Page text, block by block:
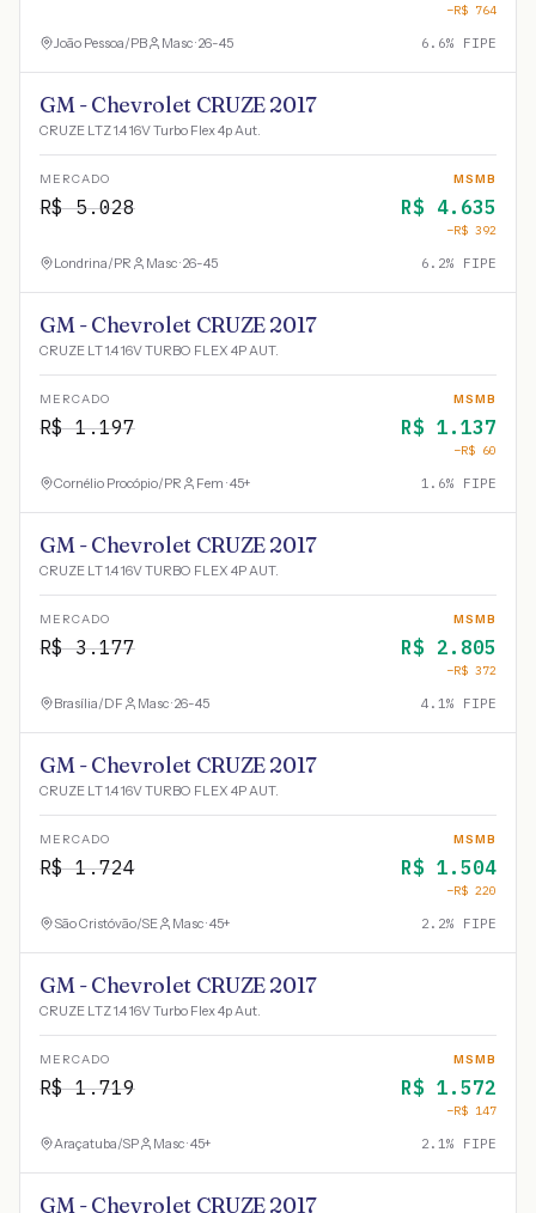
−R$ 764
João Pessoa/PB Masc · 26-45 6.6% FIPE
GM - Chevrolet CRUZE 2017
CRUZE LTZ 1.4 16V Turbo Flex 4p Aut.
MERCADO
R$5.028
MSMB
R$ 4.635
−R$ 392
Londrina/PR Masc · 26-45 6.2% FIPE
GM - Chevrolet CRUZE 2017
CRUZE LT 1.4 16V TURBO FLEX 4P AUT.
MERCADO
R$1.197
MSMB
R$ 1.137
−R$ 60
Cornélio Procópio/PR Fem · 45+ 1.6% FIPE
GM - Chevrolet CRUZE 2017
CRUZE LT 1.4 16V TURBO FLEX 4P AUT.
MERCADO
R$3.177
MSMB
R$ 2.805
−R$ 372
Brasília/DF Masc · 26-45 4.1% FIPE
GM - Chevrolet CRUZE 2017
CRUZE LT 1.4 16V TURBO FLEX 4P AUT.
MERCADO
R$1.724
MSMB
R$ 1.504
−R$ 220
São Cristóvão/SE Masc · 45+ 2.2% FIPE
GM - Chevrolet CRUZE 2017
CRUZE LTZ 1.4 16V Turbo Flex 4p Aut.
MERCADO
R$1.719
MSMB
R$ 1.572
−R$ 147
Araçatuba/SP Masc · 45+ 2.1% FIPE
GM - Chevrolet CRUZE 2017